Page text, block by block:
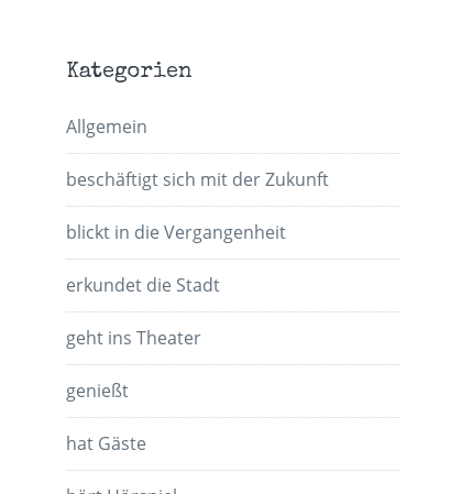
Kategorien
Allgemein
beschäftigt sich mit der Zukunft
blickt in die Vergangenheit
erkundet die Stadt
geht ins Theater
genießt
hat Gäste